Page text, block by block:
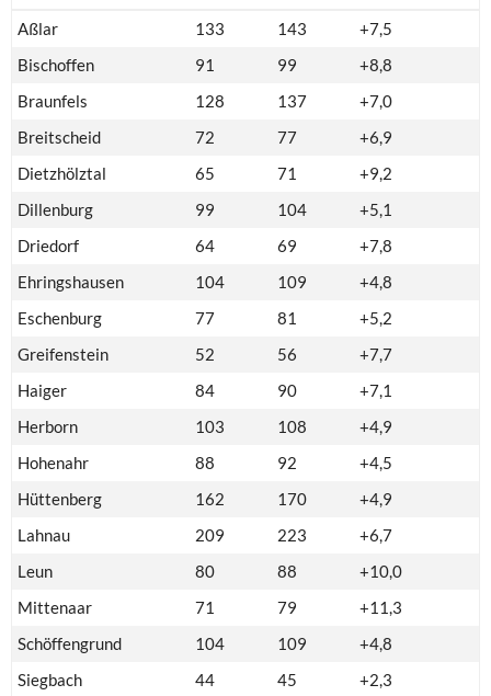
Aßlar
133 143
+7,5
Bischoffen
91 99
+8,8
Braunfels
128 137
+7,0
Breitscheid
72 77
+6,9
Dietzhölztal
65 71
+9,2
Dillenburg
99 104
+5,1
Driedorf
64 69
+7,8
Ehringshausen
104 109
+4,8
Eschenburg
77 81
+5,2
Greifenstein
52 56
+7,7
Haiger
84 90
+7,1
Herborn
103 108
+4,9
Hohenahr
88 92
+4,5
Hüttenberg
162 170
+4,9
Lahnau
209 223
+6,7
Leun
80 88
+10,0
Mittenaar
71 79
+11,3
Schöffengrund
104 109
+4,8
Siegbach
44 45
+2,3